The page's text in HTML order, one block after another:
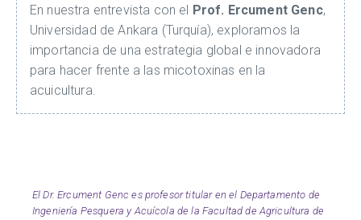
En nuestra entrevista con el Prof. Ercument Genc,
Universidad de Ankara (Turquía), exploramos la
importancia de una estrategia global e innovadora
para hacer frente a las micotoxinas en la
acuicultura.
El Dr. Ercument Genc es profesor titular en el Departamento de
Ingeniería Pesquera y Acuícola de la Facultad de Agricultura de